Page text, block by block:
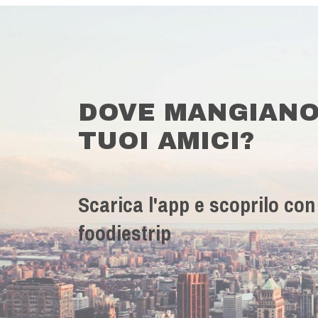
DOVE
TUOI AMICI?
Scarica l'app e scoprilo con
foodiestrip